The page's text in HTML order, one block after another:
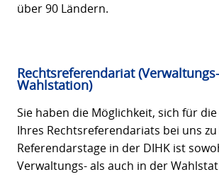
über 90 Ländern.
Rechtsreferendariat
Wahlstation)
Sie haben die Möglichkeit, sich für
Ihres Rechtsreferendariats bei uns
Referendarstage in der DIHK ist
Verwaltungs- als auch in der